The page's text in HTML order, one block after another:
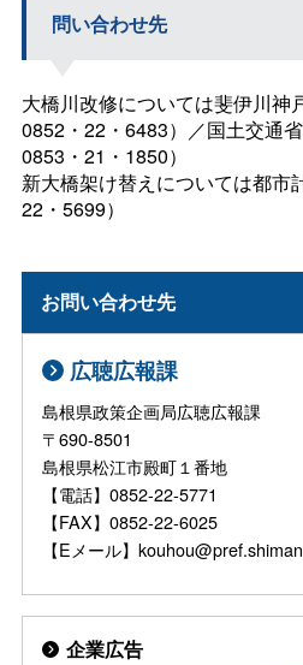
問い合わせ先
大橋川改修については斐伊川神
0852・22・6483）／国土交通
0853・21・1850）
新大橋架け替えについては都市
22・5699）
お問い合わせ先
広聴広報課
島根県政策企画局広聴広報課
〒690-8501
島根県松江市殿町１番地
【電話】0852-22-5771
【FAX】0852-22-6025
【Eメール】
企業広告